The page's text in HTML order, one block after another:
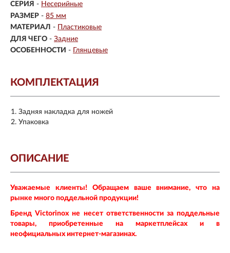
СЕРИЯ - Несерийные
РАЗМЕР - 85 мм
МАТЕРИАЛ - Пластиковые
ДЛЯ ЧЕГО - Задние
ОСОБЕННОСТИ - Глянцевые
КОМПЛЕКТАЦИЯ
Задняя накладка для ножей
Упаковка
ОПИСАНИЕ
Уважаемые клиенты! Обращаем ваше внимание, что на
рынке много поддельной продукции!
Бренд Victorinox не несет ответственности за поддельные
товары, приобретенные на маркетплейсах и в
неофициальных интернет-магазинах.